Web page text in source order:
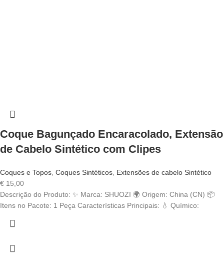
Coque Bagunçado Encaracolado, Extensão
de Cabelo Sintético com Clipes
Coques e Topos, Coques Sintéticos, Extensões de cabelo Sintético
€ 15,00
Descrição do Produto: ✨ Marca: SHUOZI 🌍 Origem: China (CN) 📦
Itens no Pacote: 1 Peça Características Principais: 💧 Químico: